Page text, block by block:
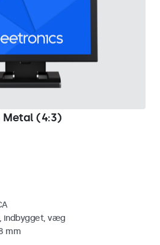
Metal (4:3)
indbygget, væg
mm